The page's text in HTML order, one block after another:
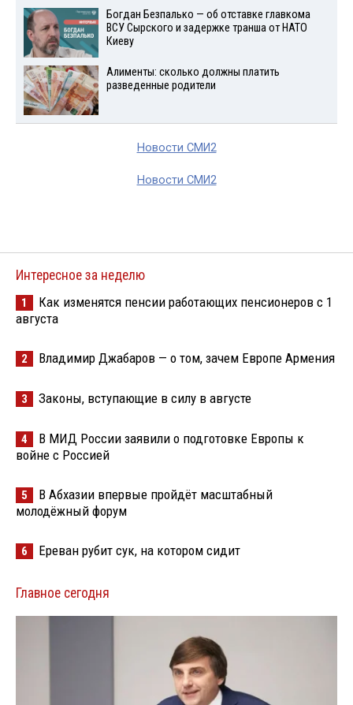
Богдан Безпалько — об отставке главкома
ВСУ Сырского и задержке транша от НАТО
Киеву
Алименты: сколько должны платить
разведенные родители
Новости СМИ2
Новости СМИ2
Интересное за неделю
1
Как изменятся пенсии работающих пенсионеров с 1
августа
2 Владимир Джабаров — о том, зачем Европе Армения
3 Законы, вступающие в силу в августе
4
В МИД России заявили о подготовке Европы к
войне с Россией
5
В Абхазии впервые пройдёт масштабный
молодёжный форум
6 Ереван рубит сук, на котором сидит
Главное сегодня